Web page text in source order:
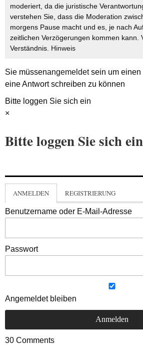
moderiert, da die juristische
verstehen Sie, dass die Moderation
morgens Pause macht und es, je nach
zeitlichen Verzögerungen kommen kann.
Verständnis. Hinweis
Sie müssenangemeldetsein um einen
eine Antwort schreiben zu können
Bitte loggen Sie sich ein
×
Bitte loggen Sie sich ein
ANMELDEN REGISTRIERUNG
Benutzername oder E-Mail-Adresse
Passwort
Angemeldet bleiben
30 Comments